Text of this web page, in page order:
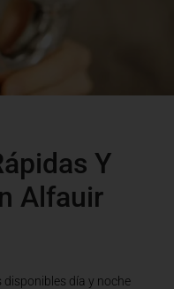
Y
Alfauir
disponibles día y noche